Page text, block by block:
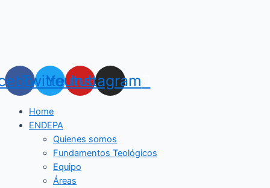
TwitterYoutube
Instagram
Home
ENDEPA
Quienes somos
Fundamentos Teológicos
Equipo
Áreas